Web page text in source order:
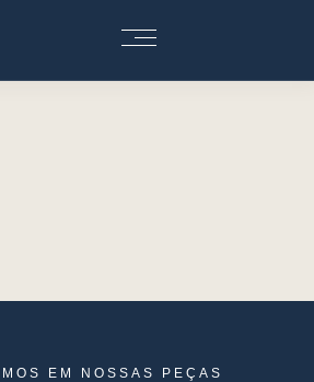
EM NOSSAS PEÇAS